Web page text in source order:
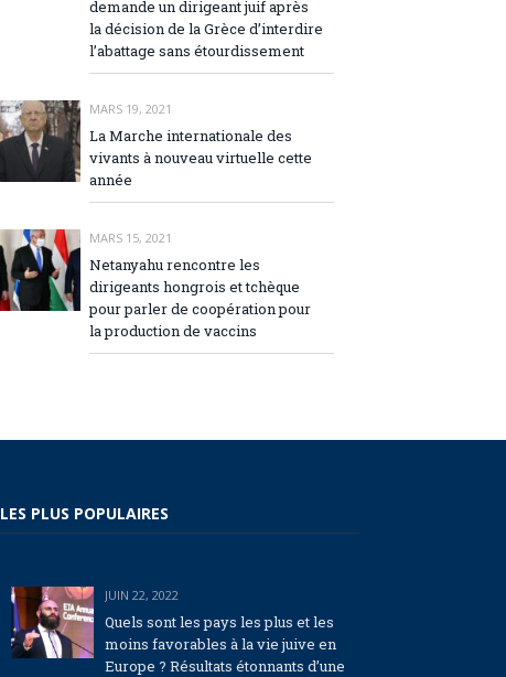
demande un dirigeant juif après
la décision de la Grèce d’interdire
l’abattage sans étourdissement
MARS 19, 2021
La Marche internationale des
vivants à nouveau virtuelle cette
année
MARS 15, 2021
Netanyahu rencontre les
dirigeants hongrois et tchèque
pour parler de coopération pour
la production de vaccins
LES PLUS POPULAIRES
JUIN 22, 2022
Quels sont les pays les plus et les
moins favorables à la vie juive en
Europe ? Résultats étonnants d’une